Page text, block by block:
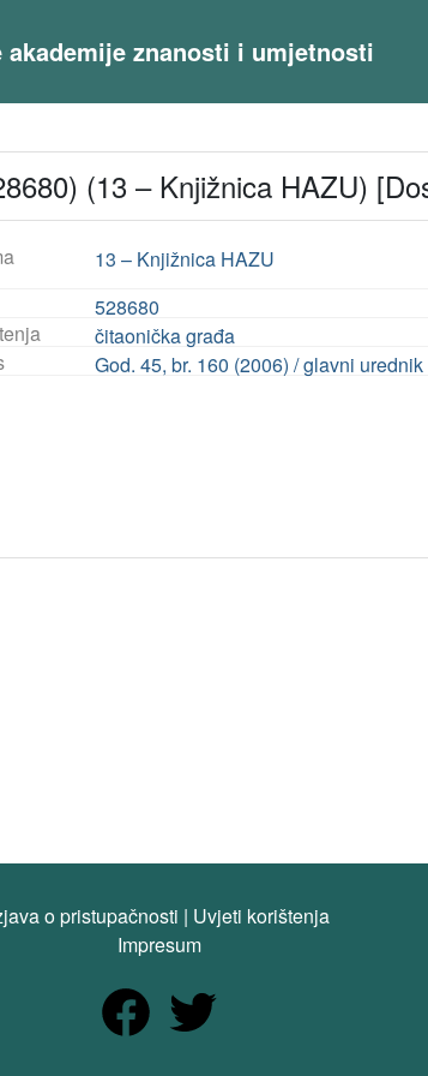
znanosti i umjetnosti
(13 – Knjižnica HAZU)
13 – Knjižnica HAZU
528680
čitaonička građa
God. 45, br. 160 (2006) / glavni
o pristupačnosti | Uvjeti korištenja
Impresum